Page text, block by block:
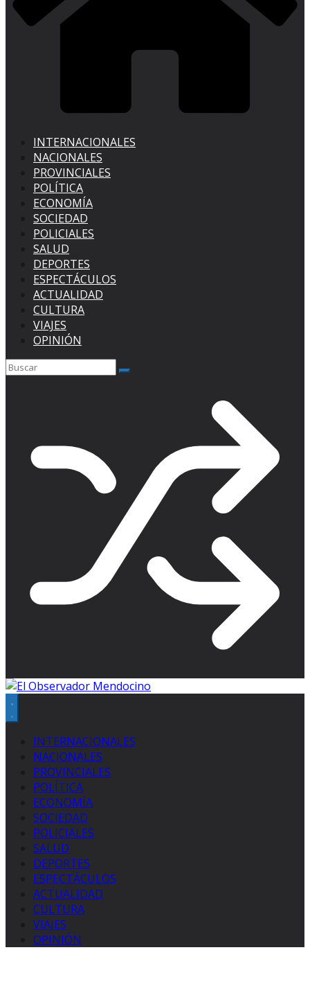
INTERNACIONALES
NACIONALES
PROVINCIALES
POLÍTICA
ECONOMÍA
SOCIEDAD
POLICIALES
SALUD
DEPORTES
ESPECTÁCULOS
ACTUALIDAD
CULTURA
VIAJES
OPINIÓN
INTERNACIONALES
NACIONALES
PROVINCIALES
POLÍTICA
ECONOMÍA
SOCIEDAD
POLICIALES
SALUD
DEPORTES
ESPECTÁCULOS
ACTUALIDAD
CULTURA
VIAJES
OPINIÓN